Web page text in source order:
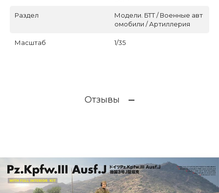
Раздел
Модели. БТТ / Военные авт
омобили / Артиллерия
Масштаб 1/35
Отзывы